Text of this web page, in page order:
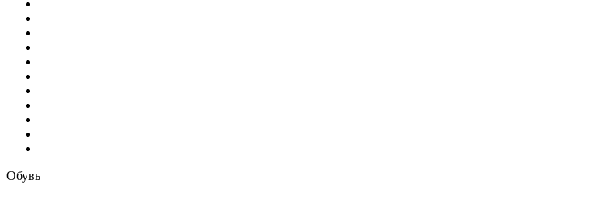
Обувь